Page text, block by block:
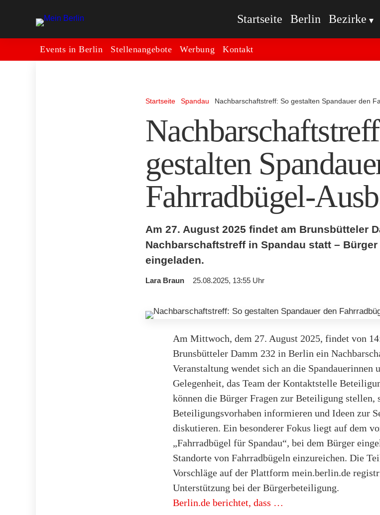
Startseite Berlin Bezirke
Events in Berlin Stellenangebote Werbung Kontakt
Startseite Spandau Nachbarschaftstreff: So gestalten Spandauer den
gestalten
Fahrradbügel-
Am 27. August 2025 findet am Brunsbütteler
Nachbarschaftstreff in Spandau statt –
eingeladen.
Lara Braun 25.08.2025, 13:55 Uhr
Am Mittwoch, dem 27. August 2025, findet von
Brunsbütteler Damm 232 in Berlin ein
Veranstaltung wendet sich an die Spandauerinnen
Gelegenheit, das Team der Kontaktstelle
können die Bürger Fragen zur Beteiligung stellen,
Beteiligungsvorhaben informieren und Ideen zur
diskutieren. Ein besonderer Fokus liegt auf dem
„Fahrradbügel für Spandau“, bei dem Bürger
Standorte von Fahrradbügeln einzureichen. Die
Vorschläge auf der Plattform mein.berlin.de
Unterstützung bei der Bürgerbeteiligung.
Berlin.de berichtet, dass …